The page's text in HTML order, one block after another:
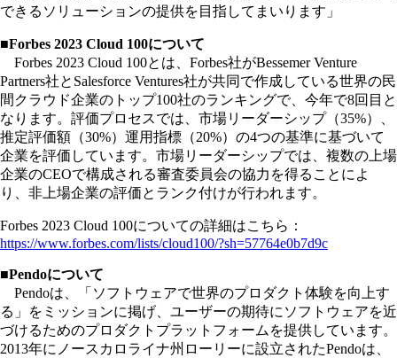
できるソリューションの提供を目指してまいります」
■Forbes 2023 Cloud 100について
Forbes 2023 Cloud 100とは、Forbes社がBessemer Venture
Partners社とSalesforce Ventures社が共同で作成している世界の民
間クラウド企業のトップ100社のランキングで、今年で8回目と
なります。評価プロセスでは、市場リーダーシップ（35%）、
推定評価額（30%）運用指標（20%）の4つの基準に基づいて
企業を評価しています。市場リーダーシップでは、複数の上場
企業のCEOで構成される審査委員会の協力を得ることによ
り、非上場企業の評価とランク付けが行われます。
Forbes 2023 Cloud 100についての詳細はこちら：
https://www.forbes.com/lists/cloud100/?sh=57764e0b7d9c
■Pendoについて
Pendoは、「ソフトウェアで世界のプロダクト体験を向上す
る」をミッションに掲げ、ユーザーの期待にソフトウェアを近
づけるためのプロダクトプラットフォームを提供しています。
2013年にノースカロライナ州ローリーに設立されたPendoは、